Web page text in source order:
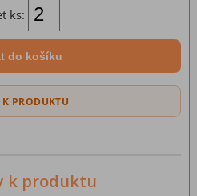
ks:
do košíku
K PRODUKTU
k produktu